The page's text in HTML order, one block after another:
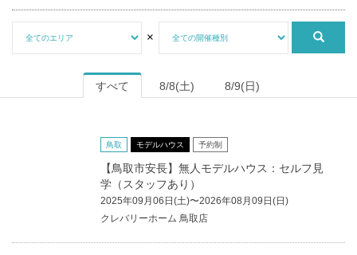
×
すべて 8/8(土) 8/9(日)
鳥取 モデルハウス 予約制
【鳥取市安長】無人モデルハウス：セルフ見
学（スタッフあり）
2025年09月06日(土)〜2026年08月09日(日)
クレバリーホーム 鳥取店